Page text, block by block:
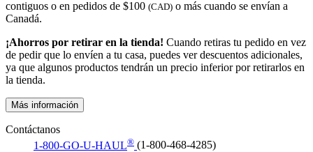
contiguos o en pedidos de $100 (CAD) o más cuando se envían a
Canadá.
¡Ahorros por retirar en la tienda! Cuando retiras tu pedido en vez
de pedir que lo envíen a tu casa, puedes ver descuentos adicionales,
ya que algunos productos tendrán un precio inferior por retirarlos en
la tienda.
Más información
Contáctanos
1-800-GO-U-HAUL® (1-800-468-4285)